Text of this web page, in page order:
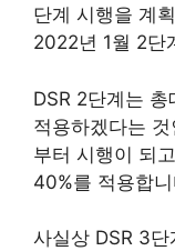
단계 시행을 계
2022년 1월 2단
DSR 2단계는
적용하겠다는
부터 시행이 되
40%를 적용합
사실상 DSR 3